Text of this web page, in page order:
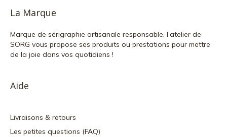
La Marque
Marque de sérigraphie artisanale responsable, l’atelier de
SORG vous propose ses produits ou prestations pour mettre
de la joie dans vos quotidiens !
Aide
Livraisons & retours
Les petites questions (FAQ)